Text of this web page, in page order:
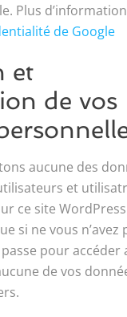
Plus
de Google
et
de vos
aucune des
et
ce site
si ne vous n’avez
pour accéder
de vos